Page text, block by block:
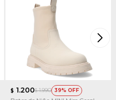
$ 1.200$ 1.990 39